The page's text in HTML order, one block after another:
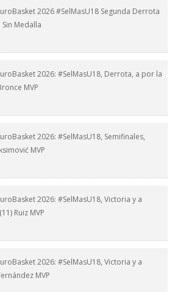
2026 #SelMasU18 Segunda Derrota
Medalla
2026: #SelMasU18, Derrota, a por la
MVP
2026: #SelMasU18, Semifinales,
MVP
2026: #SelMasU18, Victoria y a
Ruiz MVP
2026: #SelMasU18, Victoria y a
MVP